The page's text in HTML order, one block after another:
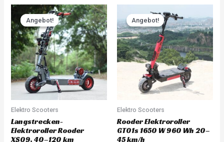
Angebot!
Angebot!
Elektro Scooters
Langstrecken-
Elektroroller Rooder
XS09, 40–120 km
Original
price
was:
CHF 6'000.00.
Current
price
is:
CHF 5'700.00.
Angebot!
Angebot!
Elektro Scooters
Rooder Elektroroller
GT01s 1650 W 960 Wh 20–
45 km/h
price
was:
CHF 1'680.00.
price
is:
CHF